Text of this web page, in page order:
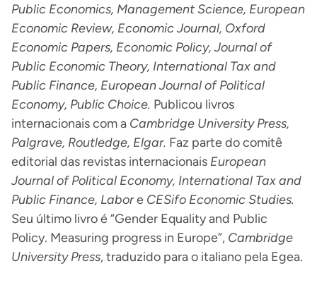
Public Economics, Management Science, European
Economic Review, Economic Journal, Oxford
Economic Papers, Economic Policy, Journal of
Public Economic Theory, International Tax and
Public Finance, European Journal of Political
Economy, Public Choice. Publicou livros
internacionais com a Cambridge University Press,
Palgrave, Routledge, Elgar. Faz parte do comitê
editorial das revistas internacionais European
Journal of Political Economy, International Tax and
Public Finance, Labore CESifo Economic Studies.
Seu último livro é “Gender Equality and Public
Policy. Measuring progress in Europe”, Cambridge
University Press, traduzido para o italiano pela Egea.